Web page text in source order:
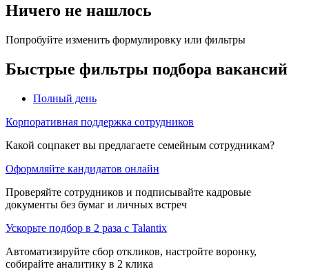
Ничего не нашлось
Попробуйте изменить формулировку или фильтры
Быстрые фильтры подбора вакансий
Полный день
Корпоративная поддержка сотрудников
Какой соцпакет вы предлагаете семейным сотрудникам?
Оформляйте кандидатов онлайн
Проверяйте сотрудников и подписывайте кадровые
документы без бумаг и личных встреч
Ускорьте подбор в 2 раза с Talantix
Автоматизируйте сбор откликов, настройте воронку,
собирайте аналитику в 2 клика